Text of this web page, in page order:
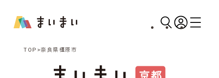
TOP 奈良県橿原市